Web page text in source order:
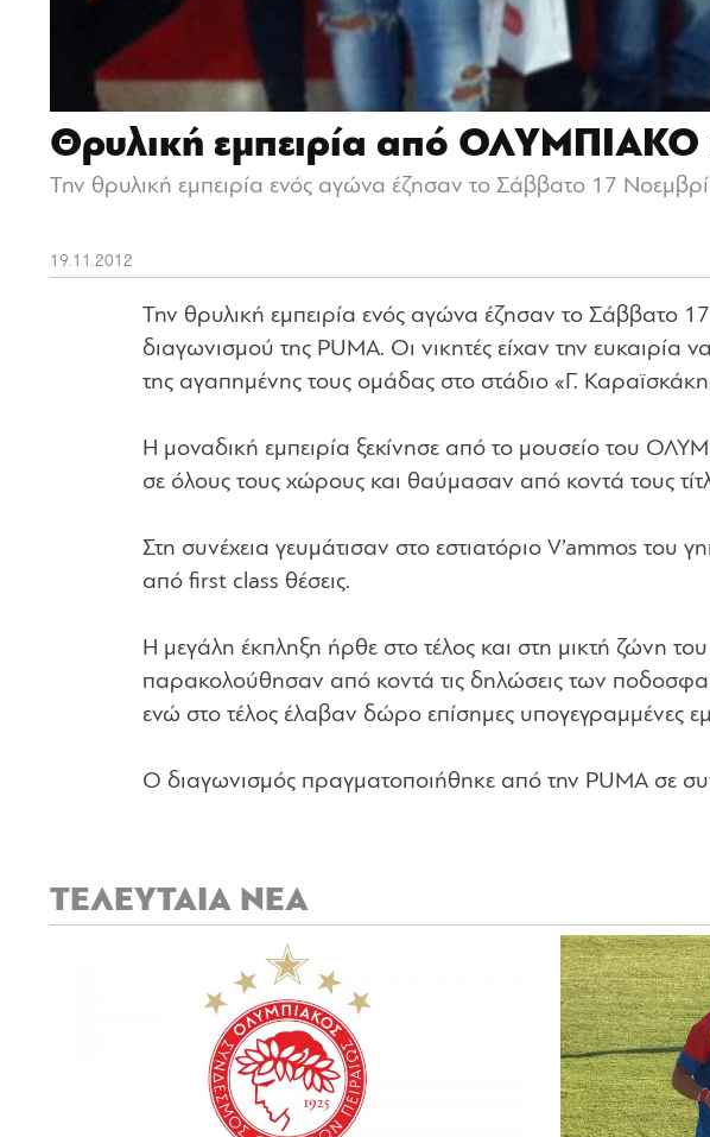
Θρυλική εμπειρία από ΟΛΥΜΠΙΑΚΟ
Την θρυλική εμπειρία ενός αγώνα έζησαν το Σάββατο 17
19.11.2012
Την θρυλική εμπειρία ενός αγώνα έζησαν το Σάββατο
διαγωνισμού της PUMA. Οι νικητές είχαν την
της αγαπημένης τους ομάδας στο στάδιο «Γ.
Η μοναδική εμπειρία ξεκίνησε από το μουσείο του
σε όλους τους χώρους και θαύμασαν από κοντά τους
Στη συνέχεια γευμάτισαν στο εστιατόριο V’ammos
από first class θέσεις.
Η μεγάλη έκπληξη ήρθε στο τέλος και στη μικτή ζώνη
παρακολούθησαν από κοντά τις δηλώσεις των
ενώ στο τέλος έλαβαν δώρο επίσημες υπογεγραμμένες
Ο διαγωνισμός πραγματοποιήθηκε από την PUMA σε
ΤΕΛΕΥΤΑΙΑ ΝΕΑ